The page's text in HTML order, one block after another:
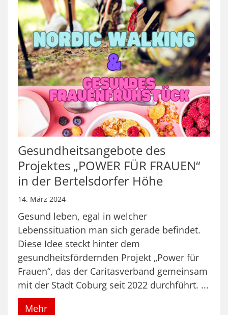
Gesundheitsangebote des
Projektes „POWER FÜR FRAUEN“
in der Bertelsdorfer Höhe
14. März 2024
Gesund leben, egal in welcher
Lebenssituation man sich gerade befindet.
Diese Idee steckt hinter dem
gesundheitsfördernden Projekt „Power für
Frauen“, das der Caritasverband gemeinsam
mit der Stadt Coburg seit 2022 durchführt. ...
Mehr